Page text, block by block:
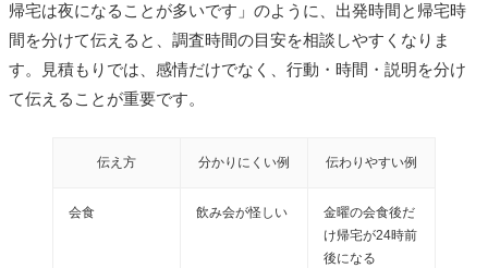
帰宅は夜になることが多いです」のように、出発時間と帰宅時
間を分けて伝えると、調査時間の目安を相談しやすくなりま
す。見積もりでは、感情だけでなく、行動・時間・説明を分け
て伝えることが重要です。
伝え方 分かりにくい例 伝わりやすい例
会食 飲み会が怪しい
金曜の会食後だ
け帰宅が24時前
後になる